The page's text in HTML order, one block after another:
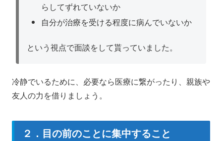
らしてずれていないか
自分が治療を受ける程度に病んでいないか
という視点で面談をして貰っていました。
冷静でいるために、必要なら医療に繋がったり、親族や
友人の力を借りましょう。
２．目の前のことに集中すること